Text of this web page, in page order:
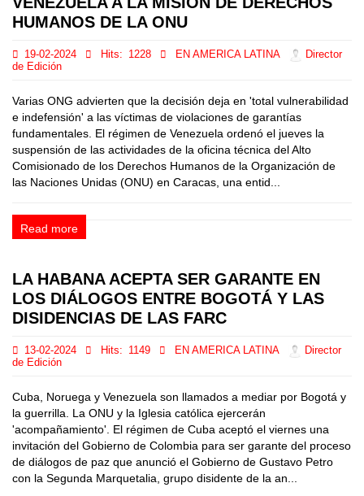
HUMANOS DE LA ONU
19-02-2024 Hits: 1228 EN AMERICA LATINA
Director
de Edición
Varias ONG advierten que la decisión deja en 'total vulnerabilidad
e indefensión' a las víctimas de violaciones de garantías
fundamentales. El régimen de Venezuela ordenó el jueves la
suspensión de las actividades de la oficina técnica del Alto
Comisionado de los Derechos Humanos de la Organización de
las Naciones Unidas (ONU) en Caracas, una entid...
Read more
LA HABANA ACEPTA SER GARANTE EN
LOS DIÁLOGOS ENTRE BOGOTÁ Y LAS
DISIDENCIAS DE LAS FARC
13-02-2024 Hits: 1149 EN AMERICA LATINA
Director
de Edición
Cuba, Noruega y Venezuela son llamados a mediar por Bogotá y
la guerrilla. La ONU y la Iglesia católica ejercerán
'acompañamiento'. El régimen de Cuba aceptó el viernes una
invitación del Gobierno de Colombia para ser garante del proceso
de diálogos de paz que anunció el Gobierno de Gustavo Petro
con la Segunda Marquetalia, grupo disidente de la an...